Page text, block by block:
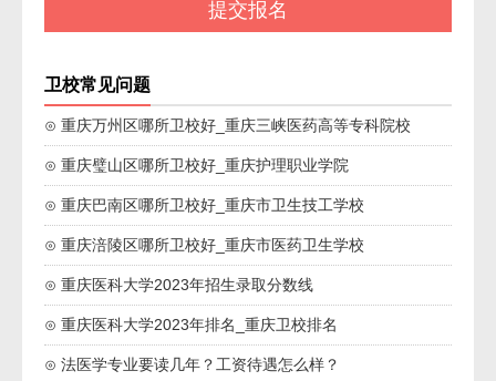
卫校常见问题
⊙ 重庆万州区哪所卫校好_重庆三峡医药高等专科院校
⊙ 重庆璧山区哪所卫校好_重庆护理职业学院
⊙ 重庆巴南区哪所卫校好_重庆市卫生技工学校
⊙ 重庆涪陵区哪所卫校好_重庆市医药卫生学校
⊙ 重庆医科大学2023年招生录取分数线
⊙ 重庆医科大学2023年排名_重庆卫校排名
⊙ 法医学专业要读几年？工资待遇怎么样？